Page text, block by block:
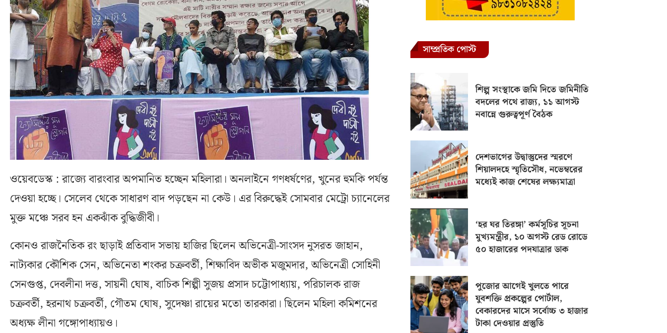
ওয়েবডেস্ক : রাজ্যে বারংবার অপমানিত হচ্ছেন মহিলারা। অনলাইনে গণধর্ষণের, খুনের হুমকি পর্যন্ত
দেওয়া হচ্ছে। সেলেব থেকে সাধারণ বাদ পড়ছেন না কেউ। এর বিরুদ্ধেই সোমবার মেট্রো চ্যানেলের
মুক্ত মঞ্চে সরব হন একঝাঁক বুদ্ধিজীবী।
কোনও রাজনৈতিক রং ছাড়াই প্রতিবাদ সভায় হাজির ছিলেন অভিনেত্রী-সাংসদ নুসরত জাহান,
নাট্যকার কৌশিক সেন, অভিনেতা শংকর চক্রবর্তী, শিক্ষাবিদ অভীক মজুমদার, অভিনেত্রী সোহিনী
সেনগুপ্ত, দেবলীনা দত্ত, সায়নী ঘোষ, বাচিক শিল্পী সুজয় প্রসাদ চট্টোপাধ্যায়, পরিচালক রাজ
চক্রবর্তী, হরনাথ চক্রবর্তী, গৌতম ঘোষ, সুদেষ্ণা রায়ের মতো তারকারা। ছিলেন মহিলা কমিশনের
অধ্যক্ষ লীনা গঙ্গোপাধ্যায়ও।
সাম্প্রতিক পোস্ট
শিল্প সংস্থাকে জমি দিতে জমিনীতি
বদলের পথে রাজ্য, ১১ আগস্ট
নবান্নে গুরুত্বপূর্ণ বৈঠক
দেশভাগের উদ্বাস্তুদের স্মরণে
শিয়ালদহে স্মৃতিসৌধ, নভেম্বরের
মধ্যেই কাজ শেষের লক্ষ্যমাত্রা
‘হর ঘর তিরঙ্গা’ কর্মসূচির সূচনা
মুখ্যমন্ত্রীর, ১০ অগস্ট রেড রোডে
৫০ হাজারের পদযাত্রার ডাক
পুজোর আগেই খুলতে পারে
যুবশক্তি প্রকল্পের পোর্টাল,
বেকারদের মাসে সর্বোচ্চ ৩ হাজার
টাকা দেওয়ার প্রস্তুতি